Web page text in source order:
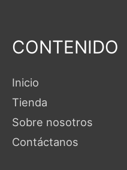
CONTENIDO
Inicio
Tienda
Sobre nosotros
Contáctanos